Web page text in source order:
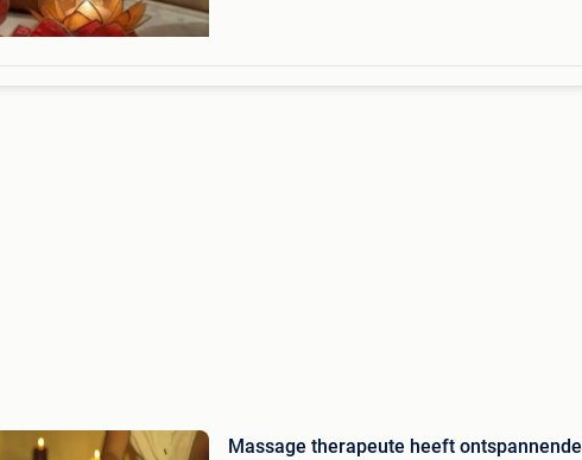
Massage therapeute heeft ontspannende